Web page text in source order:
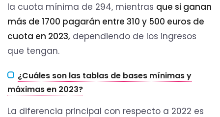
la cuota mínima de 294, mientras que si ganan
más de 1700 pagarán entre 310 y 500 euros de
cuota en 2023, dependiendo de los ingresos
que tengan.
¿Cuáles son las tablas de bases mínimas y
máximas en 2023?
La diferencia principal con respecto a 2022 es